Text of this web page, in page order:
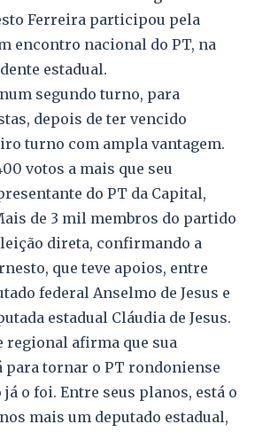
Ferreira participou pela
encontro nacional do PT, na
estadual.
segundo turno, para
depois de ter vencido
turno com ampla vantagem.
votos a mais que seu
do PT da Capital,
de 3 mil membros do partido
direta, confirmando a
que teve apoios, entre
federal Anselmo de Jesus e
estadual Cláudia de Jesus.
regional afirma que sua
tornar o PT rondoniense
o foi. Entre seus planos, está o
mais um deputado estadual,